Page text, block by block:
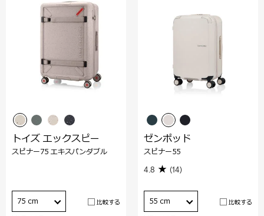
トイズ エックスピー
スピナー75 エキスパンダブル
75 cm 比較する
ゼンポッド
スピナー55
4.8 (14)
55 cm 比較する